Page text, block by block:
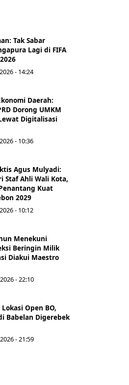
Tak Sabar
Lagi di FIFA
- 14:24
Daerah:
Dorong UMKM
Digitalisasi
- 10:36
Agus Mulyadi:
Staf Ahli Wali Kota,
Kuat
2029
- 10:12
Menekuni
Beringin Milik
Diakui Maestro
- 22:10
Open BO,
Babelan Digerebek
- 21:59